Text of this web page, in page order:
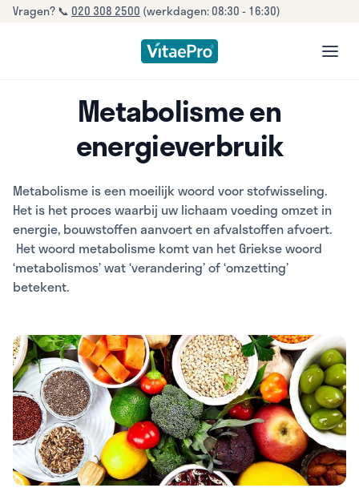
Vragen? 📞 020 308 2500 (werkdagen: 08:30 - 16:30)
Metabolisme en
energieverbruik
Metabolisme is een moeilijk woord voor stofwisseling.
Het is het proces waarbij uw lichaam voeding omzet in
energie, bouwstoffen aanvoert en afvalstoffen afvoert.
Het woord metabolisme komt van het Griekse woord
‘metabolismos’ wat ‘verandering’ of ‘omzetting’
betekent.